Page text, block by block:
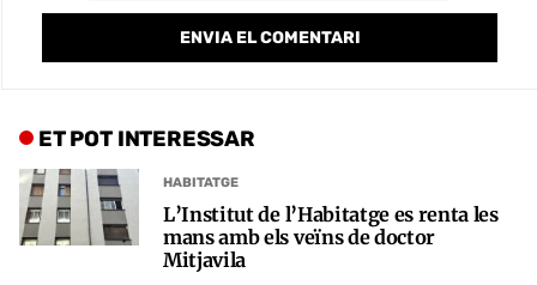
ET POT INTERESSAR
HABITATGE
L’Institut de l’Habitatge es renta les
mans amb els veïns de doctor
Mitjavila